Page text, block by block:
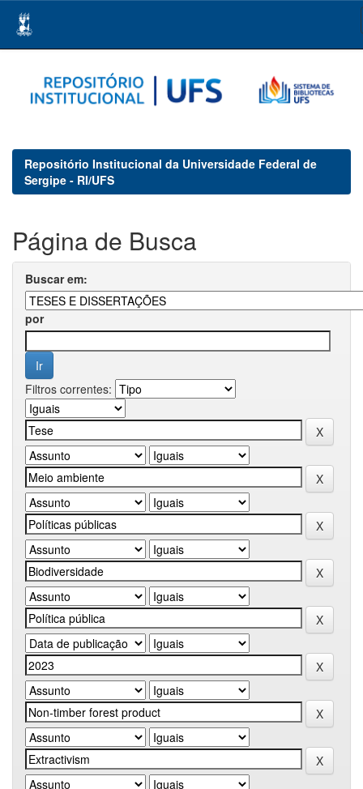
navigation
Repositório Institucional da Universidade Federal de
Sergipe - RI/UFS
Página de Busca
Buscar em:
por
Filtros correntes: